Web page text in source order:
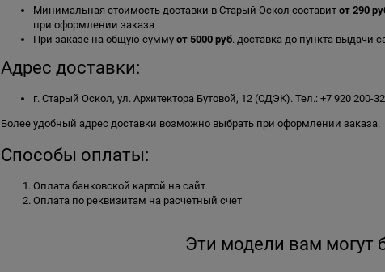
Минимальная стоимость доставки в Старый Оскол составит от 290
при оформлении заказа
При заказе на общую сумму от 5000 руб. доставка до пункта выдачи
Адрес доставки:
г. Старый Оскол, ул. Архитектора Бутовой, 12 (СДЭК). Тел.: +7 920 200-
Более удобный адрес доставки возможно выбрать при оформлении заказа.
Способы оплаты:
Оплата банковской картой на сайт
Оплата по реквизитам на расчетный счет
Эти модели вам могут